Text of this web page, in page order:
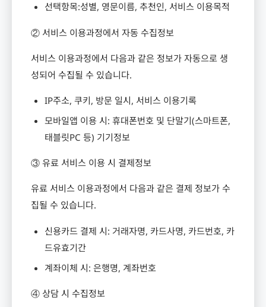
선택항목:성별, 영문이름, 추천인, 서비스 이용목적
② 서비스 이용과정에서 자동 수집정보
서비스 이용과정에서 다음과 같은 정보가 자동으로 생
성되어 수집될 수 있습니다.
IP주소, 쿠키, 방문 일시, 서비스 이용기록
모바일앱 이용 시: 휴대폰번호 및 단말기(스마트폰,
태블릿PC 등) 기기정보
③ 유료 서비스 이용 시 결제정보
유료 서비스 이용과정에서 다음과 같은 결제 정보가 수
집될 수 있습니다.
신용카드 결제 시: 거래자명, 카드사명, 카드번호, 카
드유효기간
계좌이체 시: 은행명, 계좌번호
④ 상담 시 수집정보